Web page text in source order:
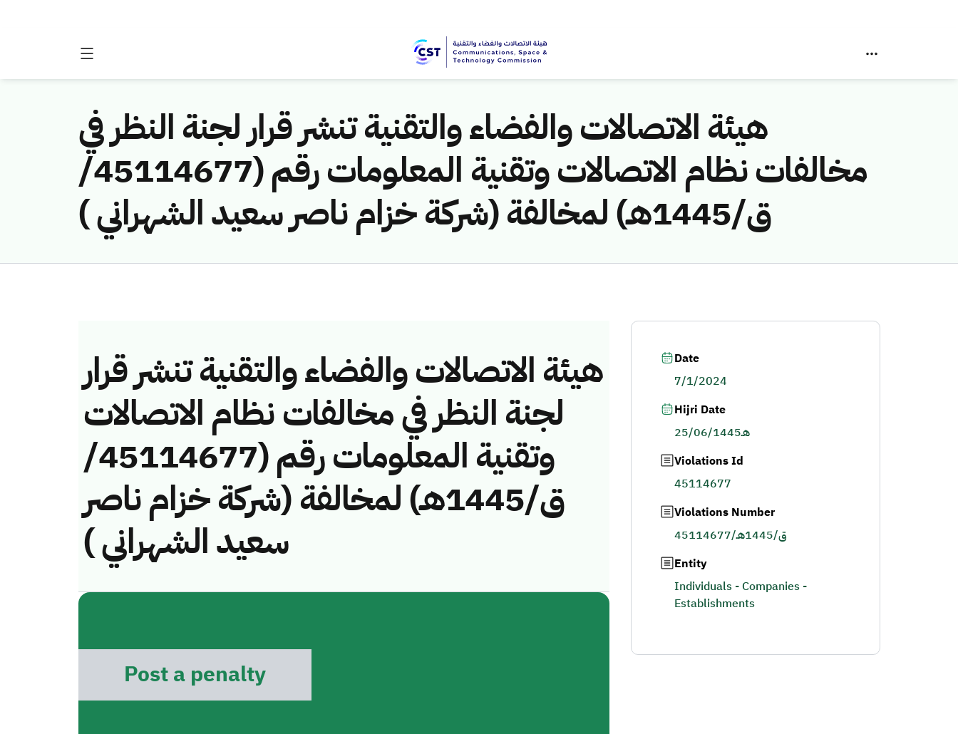
هيئة الاتصالات والفضاء والتقنية تنشر قرار لجنة النظر في
مخالفات نظام الاتصالات وتقنية المعلومات رقم (45114677/
ق/1445هـ) لمخالفة (شركة خزام ناصر سعيد الشهراني )
هيئة الاتصالات والفضاء والتقنية تنشر قرار
لجنة النظر في مخالفات نظام الاتصالات
وتقنية المعلومات رقم (45114677/
ق/1445هـ) لمخالفة (شركة خزام ناصر
سعيد الشهراني )
Post a penalty
Date
7/1/2024
Hijri Date
25/06/1445هـ
Violations Id
45114677
Violations Number
45114677/ق/1445هـ
Entity
Individuals - Companies -
Establishments